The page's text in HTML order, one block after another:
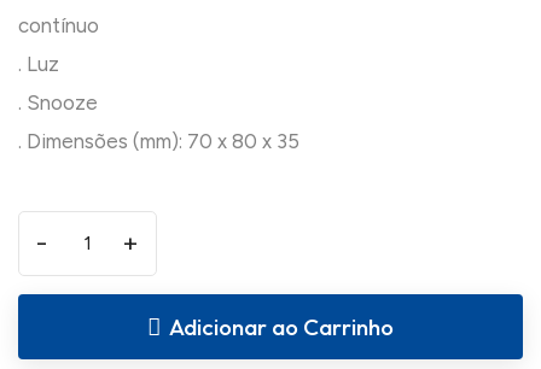
contínuo
. Luz
. Snooze
- +
Adicionar ao Carrinho